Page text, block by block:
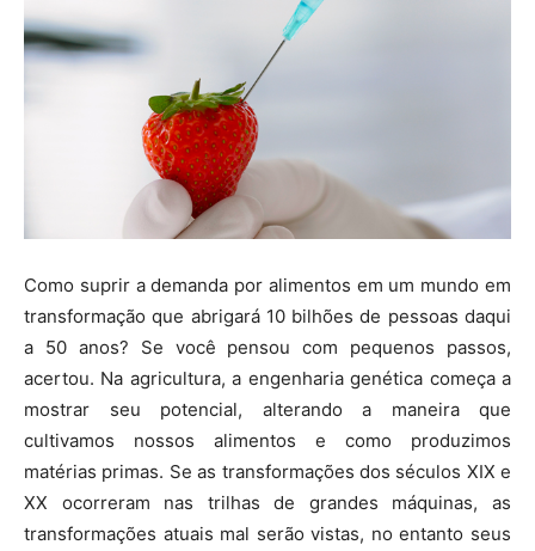
Como suprir a demanda por alimentos em um mundo em
transformação que abrigará 10 bilhões de pessoas daqui
a 50 anos? Se você pensou com pequenos passos,
acertou. Na agricultura, a engenharia genética começa a
mostrar seu potencial, alterando a maneira que
cultivamos nossos alimentos e como produzimos
matérias primas. Se as transformações dos séculos XIX e
XX ocorreram nas trilhas de grandes máquinas, as
transformações atuais mal serão vistas, no entanto seus